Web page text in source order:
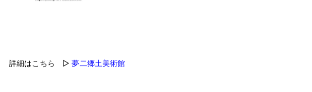
詳細はこちら ▷夢二郷土美術館